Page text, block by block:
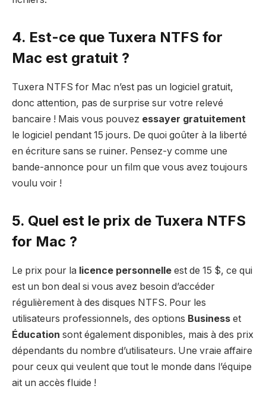
4. Est-ce que Tuxera NTFS for
Mac est gratuit ?
Tuxera NTFS for Mac n’est pas un logiciel gratuit,
donc attention, pas de surprise sur votre relevé
bancaire ! Mais vous pouvez essayer gratuitement
le logiciel pendant 15 jours. De quoi goûter à la liberté
en écriture sans se ruiner. Pensez-y comme une
bande-annonce pour un film que vous avez toujours
voulu voir !
5. Quel est le prix de Tuxera NTFS
for Mac ?
Le prix pour la licence personnelle est de 15 $, ce qui
est un bon deal si vous avez besoin d’accéder
régulièrement à des disques NTFS. Pour les
utilisateurs professionnels, des options Business et
Éducation sont également disponibles, mais à des prix
dépendants du nombre d’utilisateurs. Une vraie affaire
pour ceux qui veulent que tout le monde dans l’équipe
ait un accès fluide !